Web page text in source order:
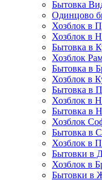
Бытовка
Одинцово
Хозблок в
Хозблок в
Бытовка в
Хозблок
Бытовка в
Хозблок в
Бытовка в
Хозблок в
Бытовка в
Хозблок
Бытовка в
Хозблок в
Бытовки в
Хозблок в
Бытовки в